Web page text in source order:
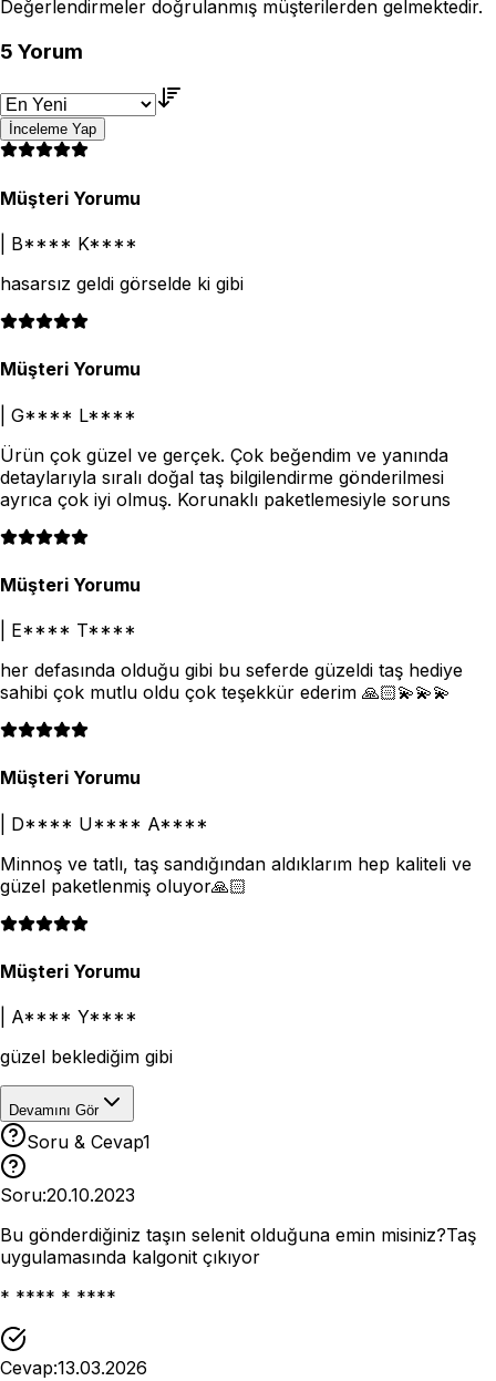
Değerlendirmeler doğrulanmış müşterilerden gelmektedir.
5 Yorum
İnceleme Yap
Müşteri Yorumu
B**** K****
hasarsız geldi görselde ki gibi
Müşteri Yorumu
G**** L****
Ürün çok güzel ve gerçek. Çok beğendim ve yanında
detaylarıyla sıralı doğal taş bilgilendirme gönderilmesi
ayrıca çok iyi olmuş. Korunaklı paketlemesiyle soruns
Müşteri Yorumu
E**** T****
her defasında olduğu gibi bu seferde güzeldi taş hediye
sahibi çok mutlu oldu çok teşekkür ederim 🙏🏻💫💫💫
Müşteri Yorumu
D**** U**** A****
Minnoş ve tatlı, taş sandığından aldıklarım hep kaliteli ve
güzel paketlenmiş oluyor🙏🏻
Müşteri Yorumu
A**** Y****
güzel beklediğim gibi
Devamını Gör
Soru & Cevap1
Soru:20.10.2023
Bu gönderdiğiniz taşın selenit olduğuna emin misiniz?Taş
uygulamasında kalgonit çıkıyor
* **** * ****
Cevap:13.03.2026